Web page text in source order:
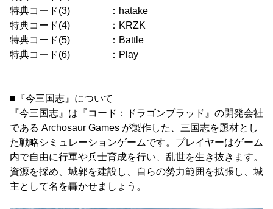
特典コード(3) ：hatake
特典コード(4) ：KRZK
特典コード(5) ：Battle
特典コード(6) ：Play
■『今三国志』について
『今三国志』は『コード：ドラゴンブラッド』の開発会社
である Archosaur Games が製作した、三国志を題材とし
た戦略シミュレーションゲームです。プレイヤーはゲーム
内で自由に行軍や兵士育成を行い、乱世を生き抜きます。
資源を採め、城郭を建設し、自らの勢力範囲を拡張し、城
主として名を轟かせましょう。